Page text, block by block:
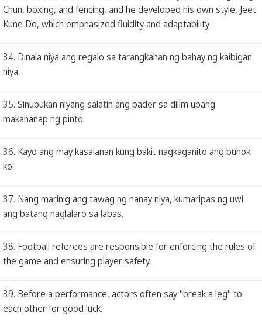
Chun, boxing, and fencing, and he developed his own style, Jeet
Kune Do, which emphasized fluidity and adaptability
34. Dinala niya ang regalo sa tarangkahan ng bahay ng kaibigan
niya.
35. Sinubukan niyang salatin ang pader sa dilim upang
makahanap ng pinto.
36. Kayo ang may kasalanan kung bakit nagkaganito ang buhok
ko!
37. Nang marinig ang tawag ng nanay niya, kumaripas ng uwi
ang batang naglalaro sa labas.
38. Football referees are responsible for enforcing the rules of
the game and ensuring player safety.
39. Before a performance, actors often say "break a leg" to
each other for good luck.